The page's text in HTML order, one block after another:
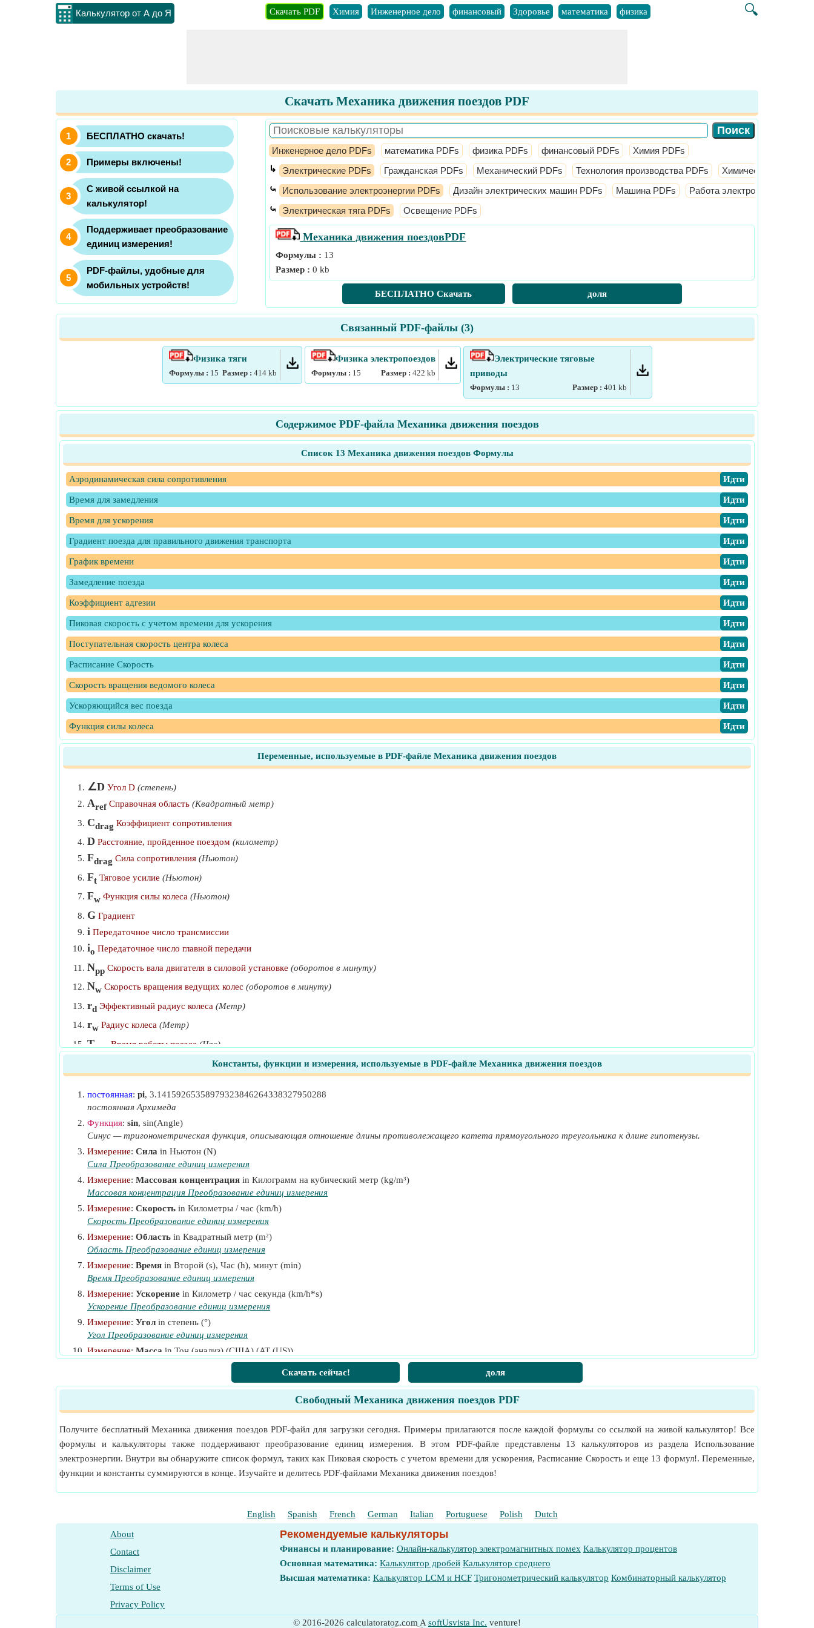
Калькулятор от А до Я 🔍
Скачать PDF Химия Инженерное дело финансовый Здоровье математика физика
Скачать Механика движения поездов PDF
БЕСПЛАТНО скачать!
Примеры включены!
С живой ссылкой на
калькулятор!
Поддерживает преобразование
единиц измерения!
PDF-файлы, удобные для
мобильных устройств!
Инженерное дело PDFs математика PDFs физика PDFs финансовый PDFs Химия PDFs
↳ Электрические PDFs Гражданская PDFs Механический PDFs Технология производства PDFs Химическая
⤿ Использование электроэнергии PDFs Дизайн электрических машин PDFs Машина PDFs Работа электростанции
⤿ Электрическая тяга PDFs Освещение PDFs
Механика движения поездовPDF
Формулы : 13
Размер :0 kb
БЕСПЛАТНО Скачать доля
Связанный PDF-файлы (3)
Физика тяги
Формулы : 15 Размер : 414 kb
Физика электропоездов
Формулы : 15 Размер : 422 kb
Электрические тяговые
приводы
Формулы : 13 Размер : 401 kb
Содержимое PDF-файла Механика движения поездов
Список 13 Механика движения поездов Формулы
Аэродинамическая сила сопротивления ​Идти
Время для замедления ​Идти
Время для ускорения ​Идти
Градиент поезда для правильного движения транспорта ​Идти
График времени ​Идти
Замедление поезда ​Идти
Коэффициент адгезии ​Идти
Пиковая скорость с учетом времени для ускорения ​Идти
Поступательная скорость центра колеса ​Идти
Расписание Скорость ​Идти
Скорость вращения ведомого колеса ​Идти
Ускоряющийся вес поезда ​Идти
Функция силы колеса ​Идти
Переменные, используемые в PDF-файле Механика движения поездов
∠D Угол D (степень)
Aref Справочная область (Квадратный метр)
Cdrag Коэффициент сопротивления
D Расстояние, пройденное поездом (километр)
Fdrag Сила сопротивления (Ньютон)
Ft Тяговое усилие (Ньютон)
Fw Функция силы колеса (Ньютон)
G Градиент
i Передаточное число трансмиссии
io Передаточное число главной передачи
Npp Скорость вала двигателя в силовой установке (оборотов в минуту)
Nw Скорость вращения ведущих колес (оборотов в минуту)
rd Эффективный радиус колеса (Метр)
rw Радиус колеса (Метр)
Trun Время работы поезда (Час)
tα Время для ускорения
tβ Время для замедления
V Скорость потока (Километры / час)
Vm Максимальная скорость (Километры / час)
Vs График скорости (Километры / час)
Vt Трансляционная скорость (Километры / час)
W Вес поезда (Тон (анализ) (США))
W e Ускоряющийся вес поезда (Тон (анализ) (США))
α Ускорение поезда (Километр / час секунда)
β Задержка поезда (Километр / час секунда)
μ Коэффициент сцепления
ρ Плотность вещества (Килограмм на кубический метр)
τe Крутящий момент двигателя
Константы, функции и измерения, используемые в PDF-файле Механика движения поездов
постоянная: pi, 3.14159265358979323846264338327950288
постоянная Архимеда
Функция: sin, sin(Angle)
Синус — тригонометрическая функция, описывающая отношение длины противолежащего катета прямоугольного треугольника к длине гипотенузы.
Измерение: Сила in Ньютон (N)
Сила Преобразование единиц измерения
Измерение: Массовая концентрация in Килограмм на кубический метр (kg/m³)
Массовая концентрация Преобразование единиц измерения
Измерение: Скорость in Километры / час (km/h)
Скорость Преобразование единиц измерения
Измерение: Область in Квадратный метр (m²)
Область Преобразование единиц измерения
Измерение: Время in Второй (s), Час (h), минут (min)
Время Преобразование единиц измерения
Измерение: Ускорение in Километр / час секунда (km/h*s)
Ускорение Преобразование единиц измерения
Измерение: Угол in степень (°)
Угол Преобразование единиц измерения
Измерение: Масса in Тон (анализ) (США) (AT (US))
Масса Преобразование единиц измерения
in Метр (m), километр (km)
Длина Преобразование единиц измерения
in оборотов в минуту (rev/min)
Крутящий момент
in Ньютон-метр (N*m)
Крутящий момент Преобразование единиц измерения
Скачать сейчас! доля
Свободный Механика движения поездов PDF
Получите бесплатный Механика движения поездов PDF-файл для загрузки сегодня. Примеры прилагаются после каждой формулы со ссылкой на живой калькулятор! Все
формулы и калькуляторы также поддерживают преобразование единиц измерения. В этом PDF-файле представлены 13 калькуляторов из раздела Использование
электроэнергии. Внутри вы обнаружите список формул, таких как Пиковая скорость с учетом времени для ускорения, Расписание Скорость и еще 13 формул!. Переменные,
функции и константы суммируются в конце. Изучайте и делитесь PDF-файлами Механика движения поездов!
English Spanish French German Italian Portuguese Polish Dutch
About
Contact
Disclaimer
Terms of Use
Privacy Policy
Рекомендуемые калькуляторы
Финансы и планирование: Онлайн-калькулятор электромагнитных помех Калькулятор процентов
Основная математика: Калькулятор дробей Калькулятор среднего
Высшая математика: Калькулятор LCM и HCF Тригонометрический калькулятор Комбинаторный калькулятор
© 2016-2026 calculatoratoz.com A softUsvista Inc. venture!